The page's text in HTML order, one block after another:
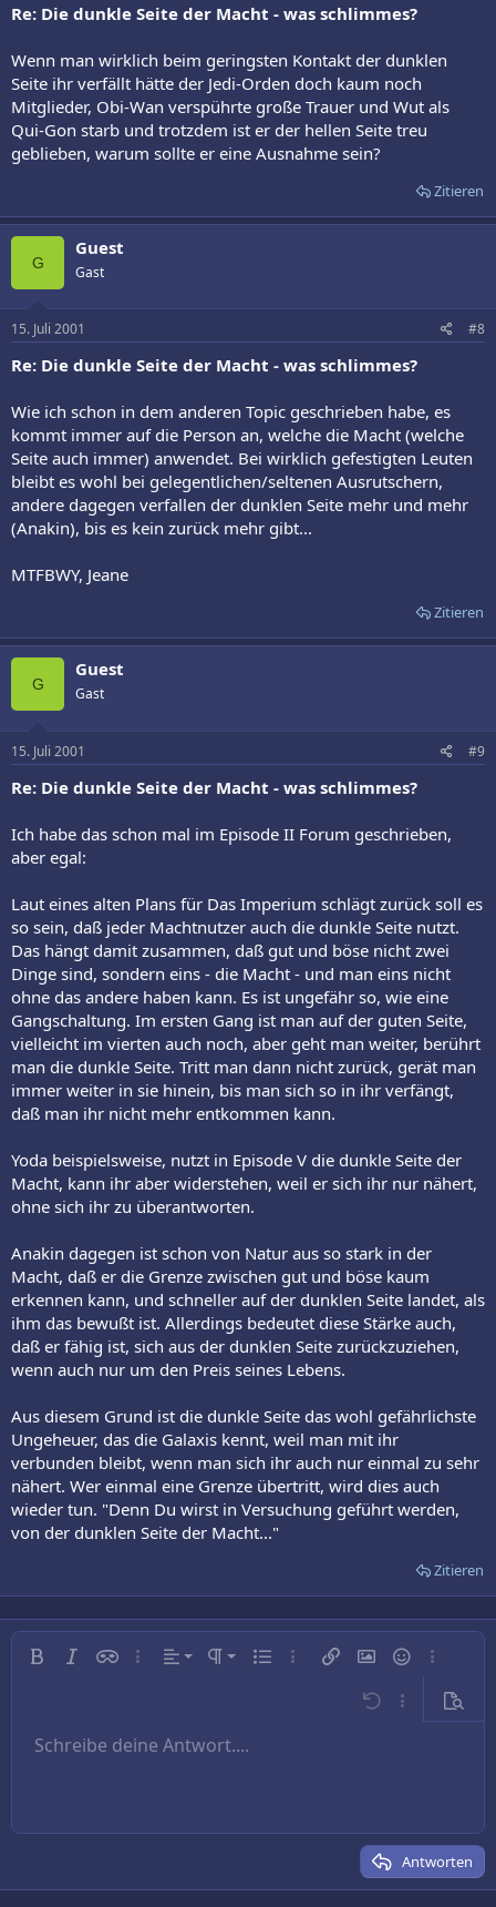
Re: Die dunkle Seite der Macht - was schlimmes?
Wenn man wirklich beim geringsten Kontakt der dunklen
Seite ihr verfällt hätte der Jedi-Orden doch kaum noch
Mitglieder, Obi-Wan verspührte große Trauer und Wut als
Qui-Gon starb und trotzdem ist er der hellen Seite treu
geblieben, warum sollte er eine Ausnahme sein?
Zitieren
G
Guest
Gast
15. Juli 2001 #8
Re: Die dunkle Seite der Macht - was schlimmes?
Wie ich schon in dem anderen Topic geschrieben habe, es
kommt immer auf die Person an, welche die Macht (welche
Seite auch immer) anwendet. Bei wirklich gefestigten Leuten
bleibt es wohl bei gelegentlichen/seltenen Ausrutschern,
andere dagegen verfallen der dunklen Seite mehr und mehr
(Anakin), bis es kein zurück mehr gibt...
MTFBWY, Jeane
Zitieren
G
Guest
Gast
15. Juli 2001 #9
Re: Die dunkle Seite der Macht - was schlimmes?
Ich habe das schon mal im Episode II Forum geschrieben,
aber egal:
Laut eines alten Plans für Das Imperium schlägt zurück soll es
so sein, daß jeder Machtnutzer auch die dunkle Seite nutzt.
Das hängt damit zusammen, daß gut und böse nicht zwei
Dinge sind, sondern eins - die Macht - und man eins nicht
ohne das andere haben kann. Es ist ungefähr so, wie eine
Gangschaltung. Im ersten Gang ist man auf der guten Seite,
vielleicht im vierten auch noch, aber geht man weiter, berührt
man die dunkle Seite. Tritt man dann nicht zurück, gerät man
immer weiter in sie hinein, bis man sich so in ihr verfängt,
daß man ihr nicht mehr entkommen kann.
Yoda beispielsweise, nutzt in Episode V die dunkle Seite der
Macht, kann ihr aber widerstehen, weil er sich ihr nur nähert,
ohne sich ihr zu überantworten.
Anakin dagegen ist schon von Natur aus so stark in der
Macht, daß er die Grenze zwischen gut und böse kaum
erkennen kann, und schneller auf der dunklen Seite landet, als
ihm das bewußt ist. Allerdings bedeutet diese Stärke auch,
daß er fähig ist, sich aus der dunklen Seite zurückzuziehen,
wenn auch nur um den Preis seines Lebens.
Aus diesem Grund ist die dunkle Seite das wohl gefährlichste
Ungeheuer, das die Galaxis kennt, weil man mit ihr
verbunden bleibt, wenn man sich ihr auch nur einmal zu sehr
nähert. Wer einmal eine Grenze übertritt, wird dies auch
wieder tun. "Denn Du wirst in Versuchung geführt werden,
von der dunklen Seite der Macht..."
Zitieren
Fett KursivInline-Spoiler
Weitere…Ausrichtung
Linksbündig
Absatzformatierung
Normal
Überschrift 2
Ungeordnete Liste
Weitere…Link einfügen
Bild einfügen
SmileysWeitere…
Rückgängig
Weitere…
Schriftgröße
9
TextfarbeSchriftfamilie
Arial
Durchgestrichen
Unterstrichen
Inline-Code
Nummerierte Liste
ZitatMedienTabelle einfügen
Horizontale Linie einfügen
SpoilerCode
Wiederholen
BBCode umschalten
Formatierung entfernen
EntwürfeEntwurf speichern
Schreibe deine Antwort....
Antworten